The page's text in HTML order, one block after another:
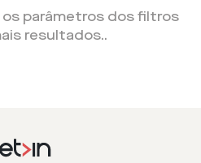
parâmetros dos filtros
resultados..